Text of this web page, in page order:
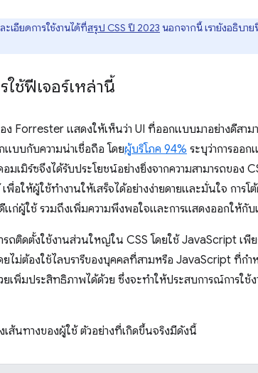
ะเอียดการใช้งานได้ที่สรุป CSS ปี 2023 นอกจากนี้ เรายังอธิบา
ใช้ฟีเจอร์เหล่านี้
ง Forrester แสดงให้เห็นว่า UI ที่ออกแบบมาอย่างดีสา
บบกับความน่าเชื่อถือ โดยผู้บริโภค 94% ระบุว่าการออ
มเมิร์ซจึงได้รับประโยชน์อย่างยิ่งจากความสามารถของ
อให้ผู้ใช้ทํางานให้เสร็จได้อย่างง่ายดายและมั่นใจ การ
ก่ผู้ใช้ รวมถึงเพิ่มความพึงพอใจและการแสดงออกให้กับ
ถติดตั้งใช้งานส่วนใหญ่ใน CSS โดยใช้ JavaScript เพี
ไม่ต้องใช้ไลบรารีของบุคคลที่สามหรือ JavaScript ที่กํา
เพิ่มประสิทธิภาพได้ด้วย ซึ่งจะทำให้ประสบการณ์การใช้
เส้นทางของผู้ใช้ ตัวอย่างที่เกิดขึ้นจริงมีดังนี้